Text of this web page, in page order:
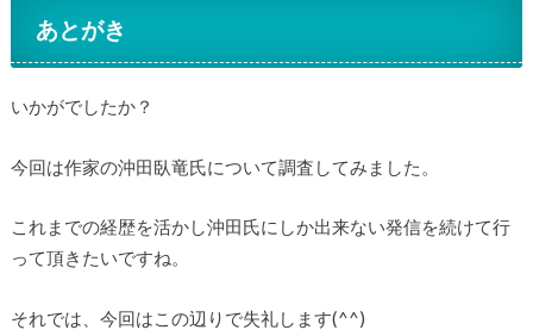
あとがき
いかがでしたか？
今回は作家の沖田臥竜氏について調査してみました。
これまでの経歴を活かし沖田氏にしか出来ない発信を続けて行
って頂きたいですね。
それでは、今回はこの辺りで失礼します(^^)